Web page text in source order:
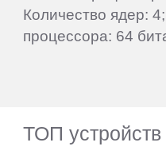
Количество ядер:
процессора: 64
ТОП